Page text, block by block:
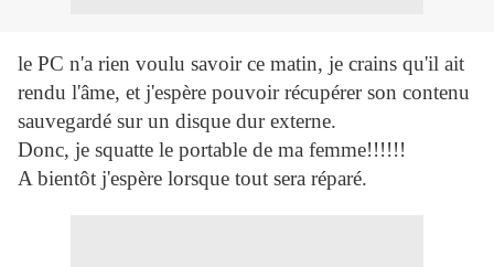
le PC n'a rien voulu savoir ce matin, je crains qu'il ait
rendu l'âme, et j'espère pouvoir récupérer son contenu
sauvegardé sur un disque dur externe.
Donc, je squatte le portable de ma femme!!!!!!
A bientôt j'espère lorsque tout sera réparé.